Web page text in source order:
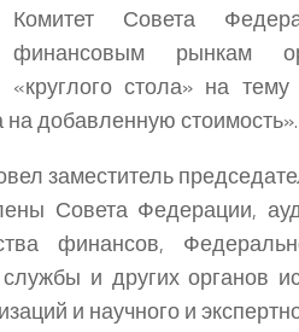
Комитет Совета
финансовым рынкам
«круглого стола» на
добавленную стоимость».
заместитель
Совета Федерации,
финансов,
и других органов
и научного и